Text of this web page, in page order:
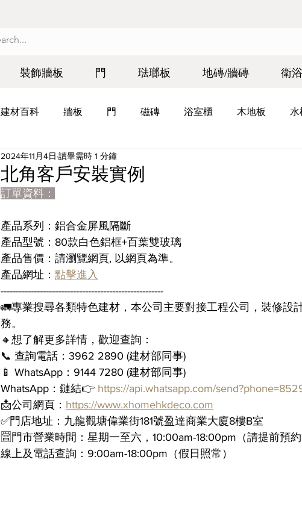
裝飾牆板 門 琺瑯板 地磚/牆磚 衛
建材百科 牆板 門 磁磚 浴室櫃 木地板 水
北角客戶安裝實例
2024年11月4日 讀畢需時 1 分鐘
訂單資料：
產品系列：鋁合金屏風隔斷
產品型號：80款白色鋁框+百葉雙玻璃
產品售價：請瀏覽網頁, 以網頁為準。
產品網址： 點擊進入
------------------------------------------------------
🚛專業搜尋各類特色建材，本公司主要對接工程公司，裝修設
務。
🔸想了解更多詳情，歡迎查詢：
📞 查詢電話：3962 2890 (建材部同事)
📱 WhatsApp：9144 7280 (建材部同事)
WhatsApp：鏈結👉 https://api.whatsapp.com/
📩公司網頁： https://www.xhomehkdeco.com
✅門店地址：九龍觀塘偉業街181號盈達商業大廈8樓B室
🈺門市營業時間：星期一至六，10:00am-18:00pm（請提前預
線上及電話查詢：9:00am-18:00pm（假日照常）